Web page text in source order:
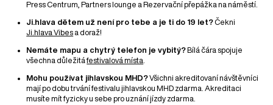
Press Centrum, Partners lounge a Rezervační přepážka na náměstí.
Ji.hlava dětem už není pro tebe a je ti do 19 let?Čekni
Ji.hlava Vibes a doraž!
Nemáte mapu a chytrý telefon je vybitý? Bílá čára spojuje
všechna důležitáfestivalová místa
Mohu používat jihlavskou MHD?Všichni akreditovaní návštěvníci
mají po dobu trvání festivalu jihlavskou MHD zdarma. Akreditaci
musíte mít fyzicky u sebe pro uznání jízdy zdarma.